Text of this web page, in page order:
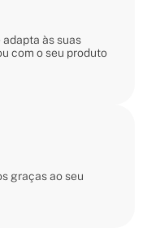
às suas
com o seu produto
graças ao seu